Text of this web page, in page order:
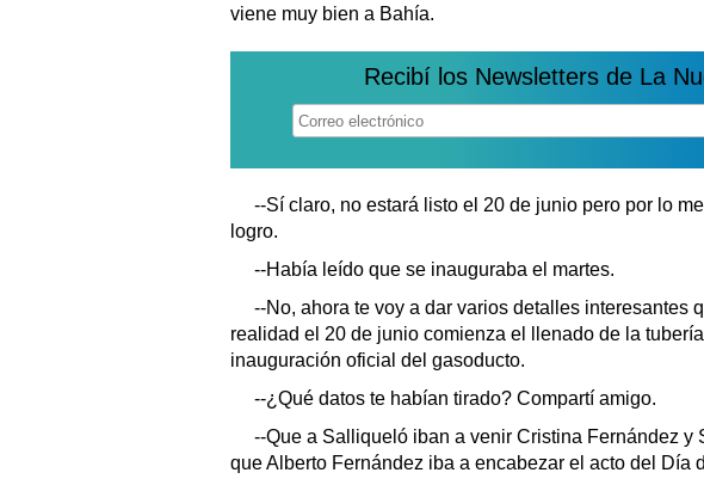
viene muy bien a Bahía.
Recibí los Newsletters de La
--Sí claro, no estará listo el 20 de junio pero por lo
logro.
--Había leído que se inauguraba el martes.
--No, ahora te voy a dar varios detalles interesantes
realidad el 20 de junio comienza el llenado de la
inauguración oficial del gasoducto.
--¿Qué datos te habían tirado? Compartí amigo.
--Que a Salliqueló iban a venir Cristina Fernández y
que Alberto Fernández iba a encabezar el acto del Día